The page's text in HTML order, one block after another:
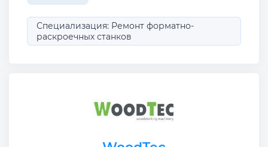
Специализация: Ремонт форматно-
раскроечных станков